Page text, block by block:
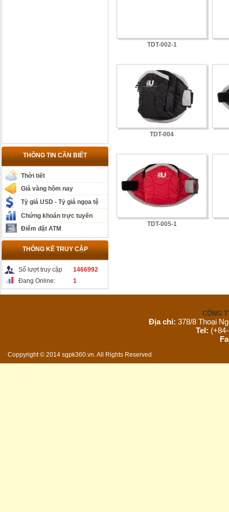
THÔNG TIN CẦN BIẾT
Thời tiết
Giá vàng hôm nay
Tỷ giá USD - Tỷ giá ngọa tệ
Chứng khoán trực tuyến
Điểm đặt ATM
THỐNG KÊ TRUY CẬP
Số lượt truy cập
1466992
Đang Online:
1
TDT-002-1
TDT-004
TDT-005-1
CÔNG
Địa chỉ: 378/8 Thoại
Tel:
Coppyright © 2014 sgpk360.vn. All Rights Reserved